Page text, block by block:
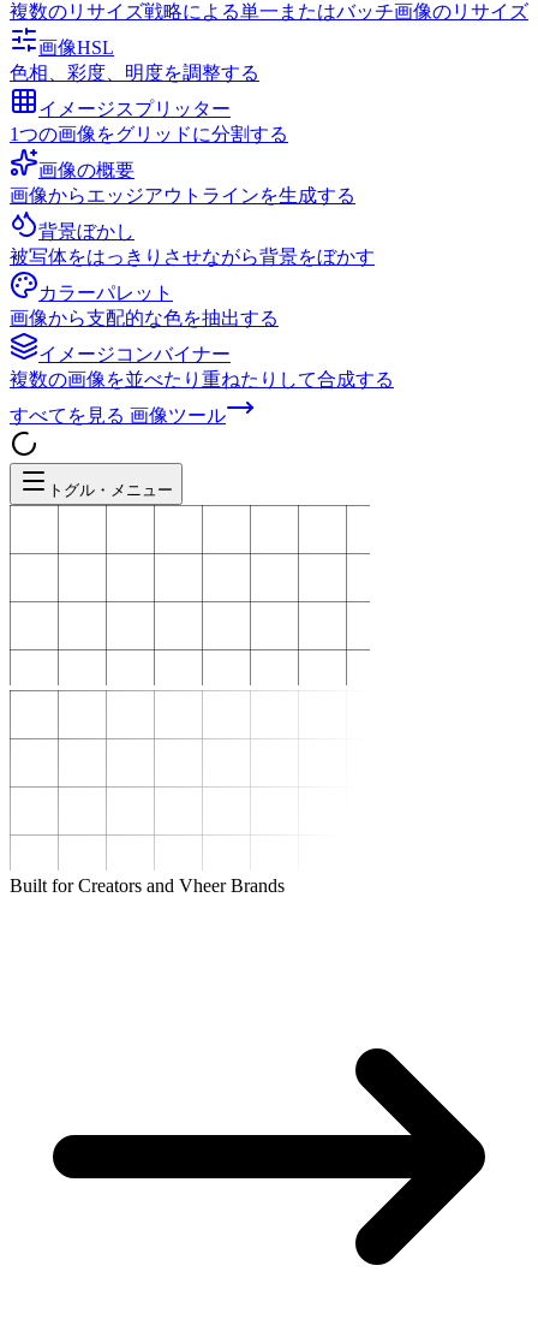
複数のリサイズ戦略による単一またはバッチ画像のリサイズ
画像HSL
色相、彩度、明度を調整する
イメージスプリッター
1つの画像をグリッドに分割する
画像の概要
画像からエッジアウトラインを生成する
背景ぼかし
被写体をはっきりさせながら背景をぼかす
カラーパレット
画像から支配的な色を抽出する
イメージコンバイナー
複数の画像を並べたり重ねたりして合成する
すべてを見る 画像ツール
トグル・メニュー
Built for Creators and Vheer Brands